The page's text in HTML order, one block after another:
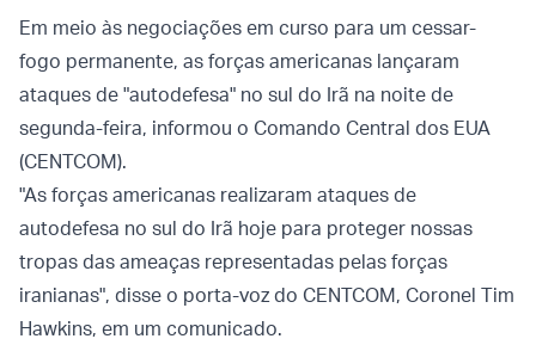
Em meio às negociações em curso para um cessar-
fogo permanente, as forças americanas lançaram
ataques de "autodefesa" no sul do Irã na noite de
segunda-feira, informou o Comando Central dos EUA
(CENTCOM).
"As forças americanas realizaram ataques de
autodefesa no sul do Irã hoje para proteger nossas
tropas das ameaças representadas pelas forças
iranianas", disse o porta-voz do CENTCOM, Coronel Tim
Hawkins, em um comunicado.